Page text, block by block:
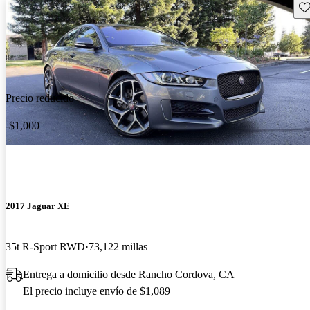
Precio reducido
-$1,000
2017 Jaguar XE
35t R-Sport RWD 73,122 millas
Entrega a domicilio desde Rancho Cordova, CA
El precio incluye envío de $1,089